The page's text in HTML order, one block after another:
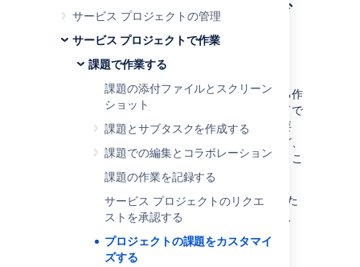
サービス プロジェクトの管理
サービス プロジェクトで作業
課題で作業する
課題の添付ファイルとスクリーン
ショット
課題とサブタスクを作成する
課題での編集とコラボレーション
課題の作業を記録する
サービス プロジェクトのリクエ
ストを承認する
プロジェクトの課題をカスタマイ
ズする
題をカスタマイズ
する
課題とは、プロジェクトで完了する必要がある作
業のパッケージです。
これらは課題フィールドで
構成されており、これらのフィールドには、要
約、説明、期日、作業が必要な時期と場所など、
課題に関する重要なデータが含まれています。こ
の情報は画面に表示されます。
画面では、使用可能なすべてのフィールド (また
はフィールドのサブセット) がグループ化され、
ユーザー向けに整理されます。
Jira 画面の詳細をご確認ください。